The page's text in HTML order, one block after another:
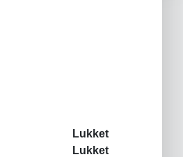
Lukket
Lukket